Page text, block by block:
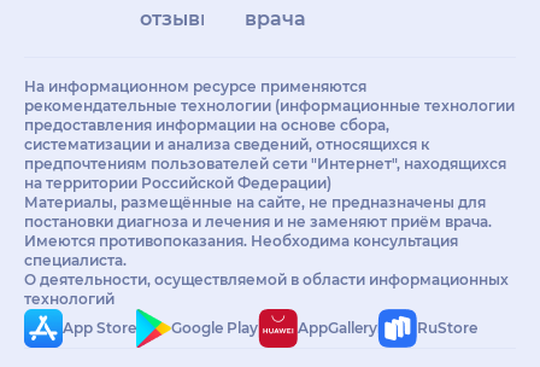
отзывы
врачам
На информационном ресурсе применяются
рекомендательные технологии (информационные технологии
предоставления информации на основе сбора,
систематизации и анализа сведений, относящихся к
предпочтениям пользователей сети "Интернет", находящихся
на территории Российской Федерации)
Материалы, размещённые на сайте, не предназначены для
постановки диагноза и лечения и не заменяют приём врача.
Имеются противопоказания. Необходима консультация
специалиста.
О деятельности, осуществляемой в области информационных
технологий
App Store
Google Play AppGallery RuStore